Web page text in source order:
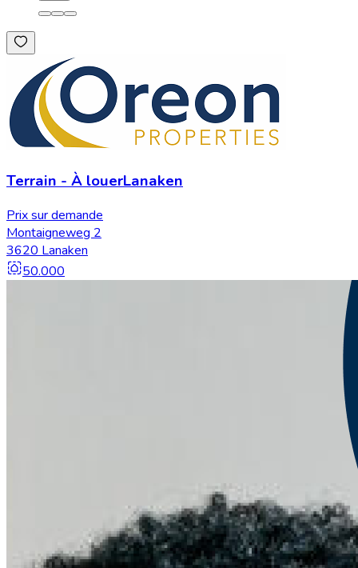
Terrain - À louerLanaken
Prix sur demande
Montaigneweg 2
3620 Lanaken
50.000